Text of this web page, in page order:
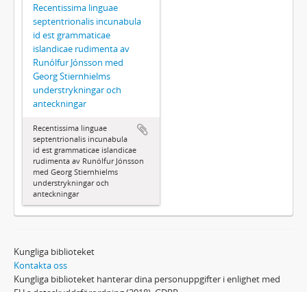
Recentissima linguae
septentrionalis incunabula
id est grammaticae
islandicae rudimenta av
Runólfur Jónsson med
Georg Stiernhielms
understrykningar och
anteckningar
Recentissima linguae
septentrionalis incunabula
id est grammaticae islandicae
rudimenta av Runólfur Jónsson
med Georg Stiernhielms
understrykningar och
anteckningar
Kungliga biblioteket
Kontakta oss
Kungliga biblioteket hanterar dina personuppgifter i enlighet med